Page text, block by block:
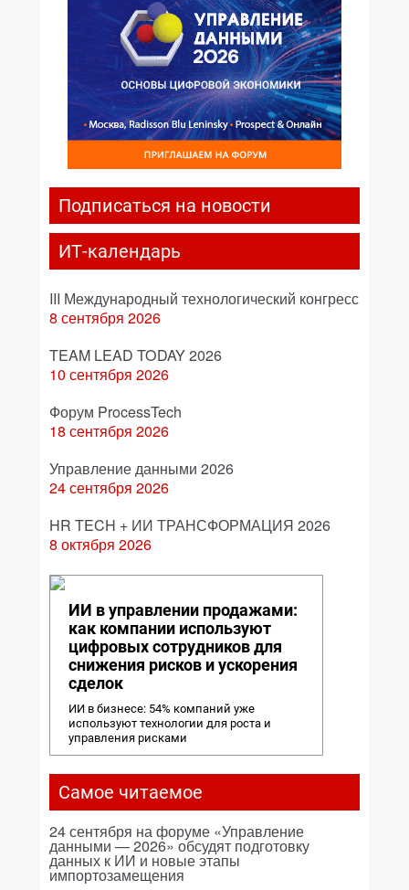
Подписаться на новости
ИТ-календарь
III Международный технологический конгресс
8 сентября 2026
TEAM LEAD TODAY 2026
10 сентября 2026
Форум ProcessTech
18 сентября 2026
Управление данными 2026
24 сентября 2026
HR TECH + ИИ ТРАНСФОРМАЦИЯ 2026
8 октября 2026
ИИ в управлении продажами:
как компании используют
цифровых сотрудников для
снижения рисков и ускорения
сделок
ИИ в бизнесе: 54% компаний уже
используют технологии для роста и
управления рисками
Самое читаемое
24 сентября на форуме «Управление
данными — 2026» обсудят подготовку
данных к ИИ и новые этапы
импортозамещения